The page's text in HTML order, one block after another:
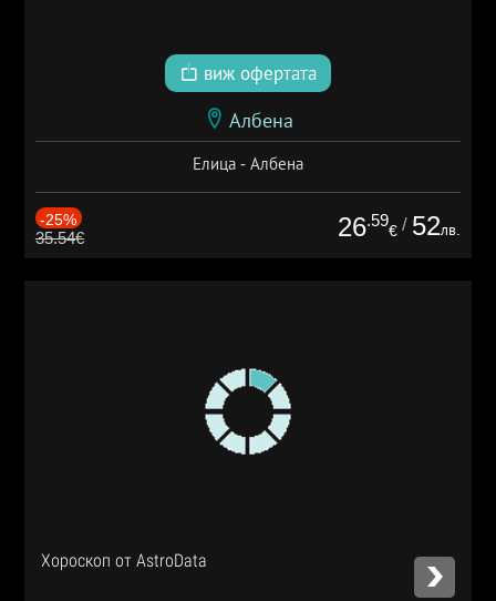
виж офертата
Албена
Елица - Албена
-25%
35.54€ 26.59
€ / 52лв.
Хороскоп от AstroData